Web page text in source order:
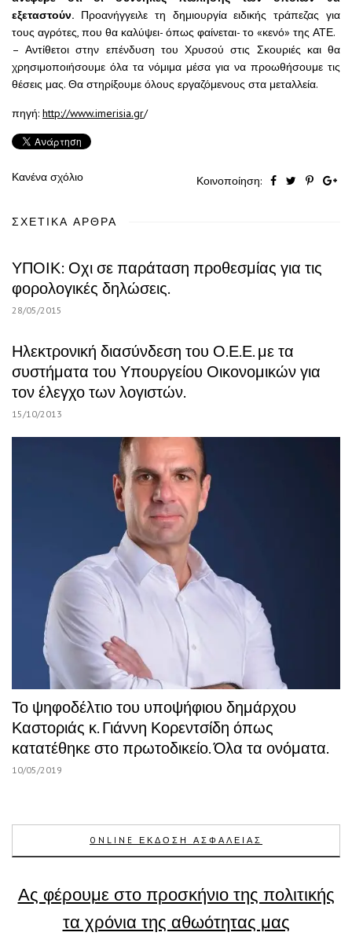
εξεταστούν. Προανήγγειλε τη δημιουργία ειδικής τράπεζας για
τους αγρότες, που θα καλύψει- όπως φαίνεται- το «κενό» της ΑΤΕ.
– Αντίθετοι στην επένδυση του Χρυσού στις Σκουριές και θα
χρησιμοποιήσουμε όλα τα νόμιμα μέσα για να προωθήσουμε τις
θέσεις μας. Θα στηρίξουμε όλους εργαζόμενους στα μεταλλεία.
πηγή: http://www.imerisia.gr/
Κανένα σχόλιο Κοινοποίηση:
ΣΧΕΤΙΚΆ ΆΡΘΡΑ
ΥΠΟΙΚ: Οχι σε παράταση προθεσμίας για τις
φορολογικές δηλώσεις.
28/05/2015
Ηλεκτρονική διασύνδεση του Ο.Ε.Ε. με τα
συστήματα του Υπουργείου Οικονομικών για
τον έλεγχο των λογιστών.
15/10/2013
Το ψηφοδέλτιο του υποψήφιου δημάρχου
Καστοριάς κ. Γιάννη Κορεντσίδη όπως
κατατέθηκε στο πρωτοδικείο. Όλα τα ονόματα.
10/05/2019
ONLINE ΕΚΔΟΣΗ ΑΣΦΑΛΕΙΑΣ
Ας φέρουμε στο προσκήνιο της πολιτικής
τα χρόνια της αθωότητας μας